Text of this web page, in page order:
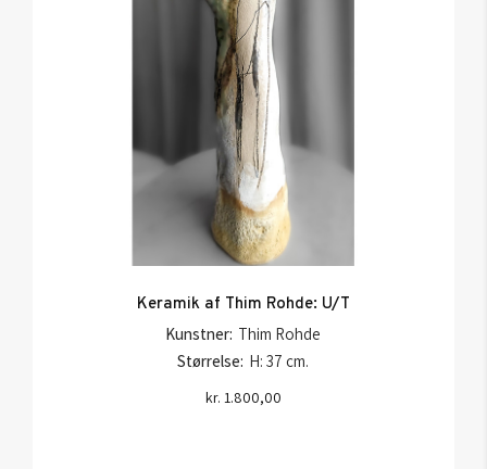
Keramik af Thim Rohde: U/T
Kunstner: Thim Rohde
Størrelse: H: 37 cm.
kr. 1.800,00